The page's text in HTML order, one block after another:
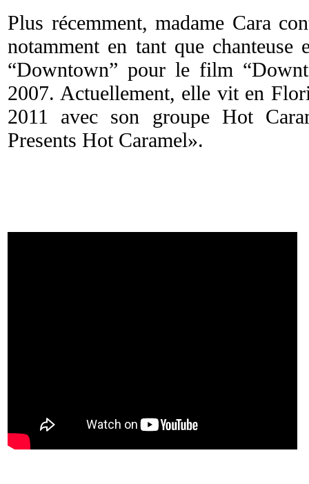
Plus récemment, madame Cara
notamment en tant que
“Downtown” pour le film
2007. Actuellement, elle vit en
2011 avec son groupe Hot
Presents Hot Caramel».